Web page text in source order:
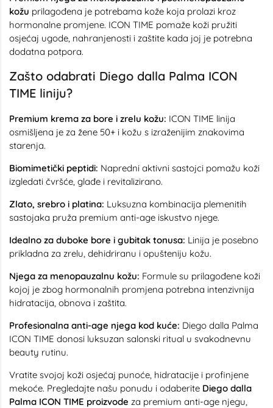
kožu prilagođena je potrebama kože koja prolazi kroz
hormonalne promjene. ICON TIME pomaže koži pružiti
osjećaj ugode, nahranjenosti i zaštite kada joj je potrebna
dodatna potpora.
Zašto odabrati Diego dalla Palma ICON
TIME liniju?
Premium krema za bore i zrelu kožu: ICON TIME linija
osmišljena je za žene 50+ i kožu s izraženijim znakovima
starenja.
Biomimetički peptidi: Napredni aktivni sastojci pomažu koži
izgledati čvršće, glađe i revitalizirano.
Zlato, srebro i platina: Luksuzna kombinacija plemenitih
sastojaka pruža premium anti-age iskustvo njege.
Idealno za duboke bore i gubitak tonusa: Linija je posebno
prikladna za zrelu, dehidriranu i opušteniju kožu.
Njega za menopauzalnu kožu: Formule su prilagođene koži
kojoj je zbog hormonalnih promjena potrebna intenzivnija
hidratacija, obnova i zaštita.
Profesionalna anti-age njega kod kuće: Diego dalla Palma
ICON TIME donosi luksuzan salonski ritual u svakodnevnu
beauty rutinu.
Vratite svojoj koži osjećaj punoće, hidratacije i profinjene
mekoće. Pregledajte našu ponudu i odaberite Diego dalla
Palma ICON TIME proizvode za premium anti-age njegu,